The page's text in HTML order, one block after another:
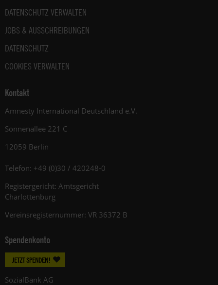
DATENSCHUTZ VERWALTEN
JOBS & AUSSCHREIBUNGEN
DATENSCHUTZ
COOKIES VERWALTEN
Kontakt
Amnesty International Deutschland e.V.
Sonnenallee 221 C
12059 Berlin
Telefon: +49 (0)30 / 420248-0
Registergericht: Amtsgericht
Charlottenburg
Vereinsregisternummer: VR 36372 B
Spendenkonto
JETZT SPENDEN!
SozialBank AG